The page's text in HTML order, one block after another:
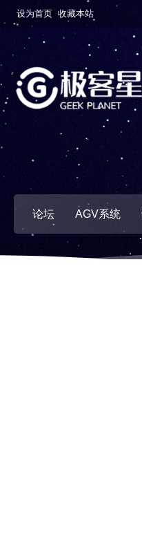
设为首页 收藏本站
论坛 AGV系统